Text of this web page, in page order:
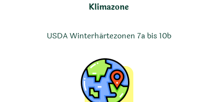
Klimazone
USDA Winterhärtezonen 7a bis 10b